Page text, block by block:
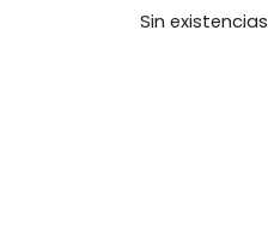
Sin existencias